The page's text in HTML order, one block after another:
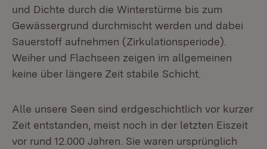
und Dichte durch die Winterstürme bis zum
Gewässergrund durchmischt werden und dabei
Sauerstoff aufnehmen (Zirkulationsperiode).
Weiher und Flachseen zeigen im allgemeinen
keine über längere Zeit stabile Schicht.
Alle unsere Seen sind erdgeschichtlich vor kurzer
Zeit entstanden, meist noch in der letzten Eiszeit
vor rund 12.000 Jahren. Sie waren ursprünglich